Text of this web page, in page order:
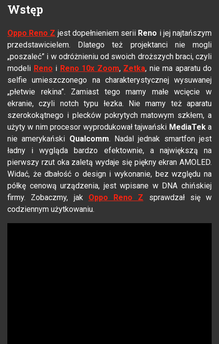
Wstęp
Oppo Reno Z jest dopełnieniem serii Reno i jej najtańszym
przedstawicielem. Dlatego też projektanci nie mogli
„poszaleć” i w odróżnieniu od swoich droższych braci, czyli
modeli Reno i Reno 10x Zoom, Zetka, nie ma aparatu do
selfie umieszczonego na charakterystycznej wysuwanej
„płetwie rekina”. Zamiast tego mamy małe wcięcie w
ekranie, czyli notch typu łezka. Nie mamy też aparatu
szerokokątnego i plecków pokrytych matowym szkłem, a
użyty w nim procesor wyprodukował tajwański MediaTeka
nie amerykański Qualcomm. Nadal jednak smartfon jest
ładny i wygląda bardzo efektownie, a największą na
pierwszy rzut oka zaletą wydaje się piękny ekran AMOLED.
Widać, że dbałość o design i wykonanie, bez względu na
półkę cenową urządzenia, jest wpisane w DNA chińskiej
firmy. Zobaczmy, jak Oppo Reno Z sprawdzał się w
codziennym użytkowaniu.